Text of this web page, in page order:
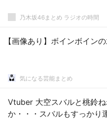
乃木坂46まとめ ラジオの時間
【画像あり】ボインボイン
気になる芸能まとめ
Vtuber 大空スバルと桃鈴
か・・・スバルもすっかり